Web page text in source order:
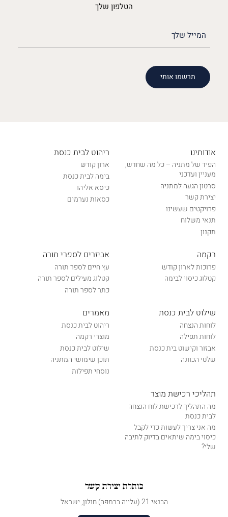
הטלפון שלך
(חובה)
אודותינו
הפיד של מתניה – כל מה שחדש,
מעניין ועדכני
סרטון הגעה למתניה
יצירת קשר
פרויקטים שעשינו
תנאי משלוח
תקנון
ריהוט לבית כנסת
ארון קודש
בימה לבית כנסת
כיסא אליהו
כסאות נערמים
רקמה
פרוכות לארון קודש
קטלוג כיסוי לבימה
אביזרים לספרי תורה
עץ חיים לספר תורה
קטלוג מעילים לספר תורה
כתר לספר תורה
שילוט לבית כנסת
לוחות הנצחה
לוחות תפילה
אבזור וקישוט בית כנסת
שלטי הכוונה
מאמרים
ריהוט לבית כנסת
מוצרי רקמה
שילוט לבית כנסת
תוכן שימושי המתניה
נוסחי תפילות
תהליכי רכישת מוצר
מה התהליך לרכישת לוח הנצחה
לבית כנסת
מה אני צריך לעשות כדי לקבל
כיסוי בימה שיתאים בדיוק לתיבה
שלי?
כותרת יצירת קשר
הבנאי 21 (עלייה ברמפה) חולון, ישראל